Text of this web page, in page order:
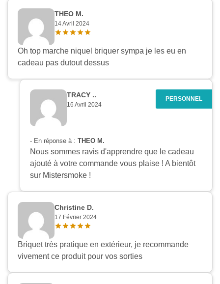
THEO M.
14 Avril 2024
Oh top marche niquel briquer sympa je les eu en
cadeau pas dutout dessus
TRACY ..
16 Avril 2024
- En réponse à : THEO M.
Nous sommes ravis d'apprendre que le cadeau
ajouté à votre commande vous plaise ! A bientôt
sur Mistersmoke !
Christine D.
17 Février 2024
Briquet très pratique en extérieur, je recommande
vivement ce produit pour vos sorties